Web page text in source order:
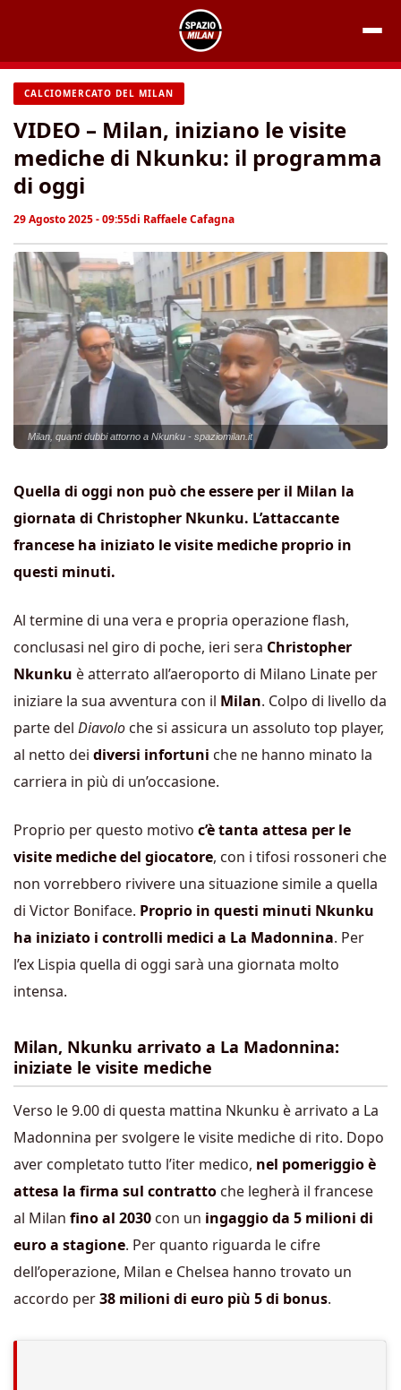
contenuto
CALCIOMERCATO DEL MILAN
VIDEO – Milan, iniziano le visite
mediche di Nkunku: il programma
di oggi
29 Agosto 2025 - 09:55di Raffaele Cafagna
Milan, quanti dubbi attorno a Nkunku - spaziomilan.it
Quella di oggi non può che essere per il Milan la
giornata di Christopher Nkunku. L’attaccante
francese ha iniziato le visite mediche proprio in
questi minuti.
Al termine di una vera e propria operazione flash,
conclusasi nel giro di poche, ieri sera Christopher
Nkunku è atterrato all’aeroporto di Milano Linate per
iniziare la sua avventura con il Milan. Colpo di livello da
parte del Diavolo che si assicura un assoluto top player,
al netto dei diversi infortuni che ne hanno minato la
carriera in più di un’occasione.
Proprio per questo motivo c’è tanta attesa per le
visite mediche del giocatore, con i tifosi rossoneri che
non vorrebbero rivivere una situazione simile a quella
di Victor Boniface. Proprio in questi minuti Nkunku
ha iniziato i controlli medici a La Madonnina. Per
l’ex Lispia quella di oggi sarà una giornata molto
intensa.
Milan, Nkunku arrivato a La Madonnina:
iniziate le visite mediche
Verso le 9.00 di questa mattina Nkunku è arrivato a La
Madonnina per svolgere le visite mediche di rito. Dopo
aver completato tutto l’iter medico, nel pomeriggio è
attesa la firma sul contratto che legherà il francese
al Milan fino al 2030 con un ingaggio da 5 milioni di
euro a stagione. Per quanto riguarda le cifre
dell’operazione, Milan e Chelsea hanno trovato un
accordo per38 milioni di euro più 5 di bonus.